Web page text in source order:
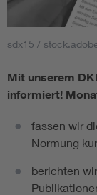
sdx15 /
Mit unserem
informiert!
fassen wir
Normung
berichten